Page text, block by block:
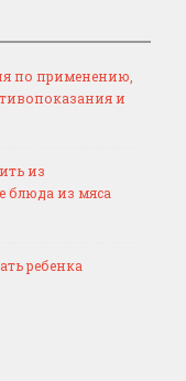
по применению,
и
из
блюда из мяса
ребенка